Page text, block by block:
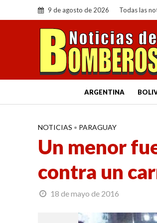
9 de agosto de 2026 Todas las
ARGENTINA
NOTICIAS • PARAGUAY
Un menor
contra un
18 de mayo de 2016